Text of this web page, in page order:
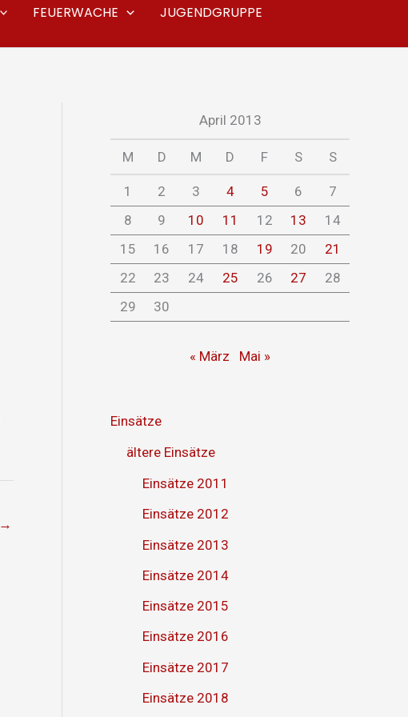
FEUERWACHE
JUGENDGRUPPE
→
April 2013
M D M D F S S
1 2 3 4 5 6
7
8
9 10 11 12 13
14
15
16 17 18 19 20
21
22
23 24 25 26 27
28
29
30
« März Mai »
Einsätze
ältere Einsätze
Einsätze 2011
Einsätze 2012
Einsätze 2013
Einsätze 2014
Einsätze 2015
Einsätze 2016
Einsätze 2017
Einsätze 2018